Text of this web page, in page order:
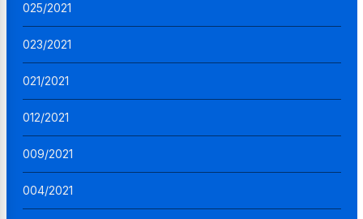
025/2021
023/2021
021/2021
012/2021
009/2021
004/2021